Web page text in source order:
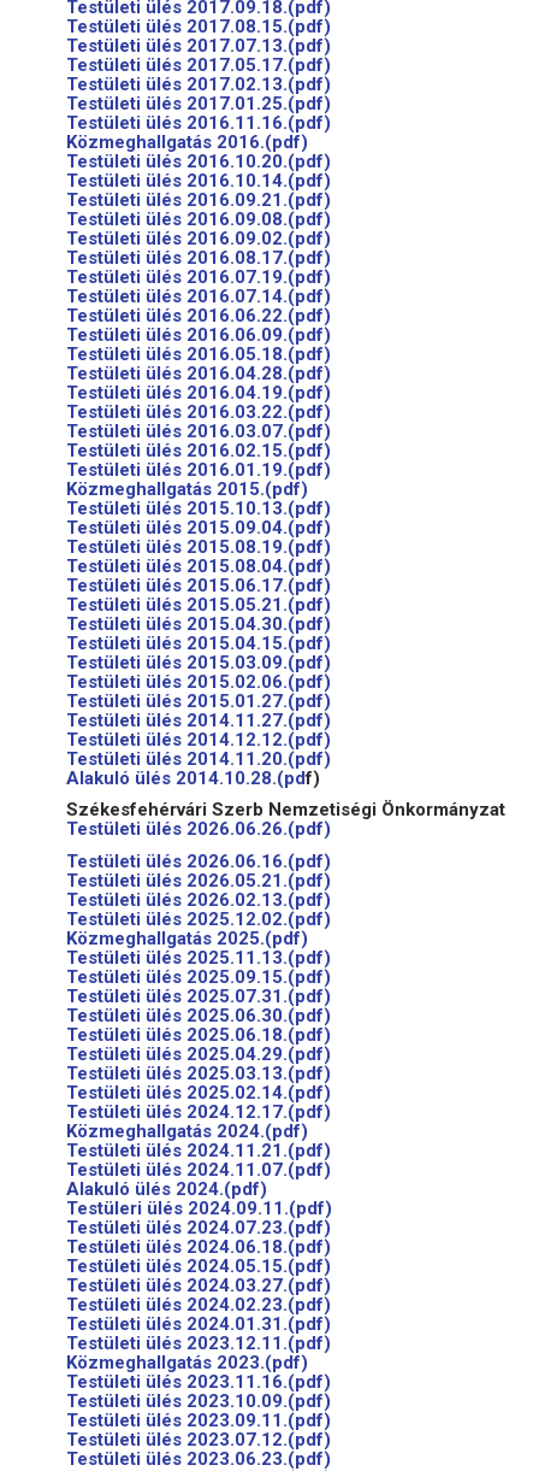
Testületi ülés 2017.09.18.(pdf)
Testületi ülés 2017.08.15.(pdf)
Testületi ülés 2017.07.13.(pdf)
Testületi ülés 2017.05.17.(pdf)
Testületi ülés 2017.02.13.(pdf)
Testületi ülés 2017.01.25.(pdf)
Testületi ülés 2016.11.16.(pdf)
Közmeghallgatás 2016.(pdf)
Testületi ülés 2016.10.20.(pdf)
Testületi ülés 2016.10.14.(pdf)
Testületi ülés 2016.09.21.(pdf)
Testületi ülés 2016.09.08.(pdf)
Testületi ülés 2016.09.02.(pdf)
Testületi ülés 2016.08.17.(pdf)
Testületi ülés 2016.07.19.(pdf)
Testületi ülés 2016.07.14.(pdf)
Testületi ülés 2016.06.22.(pdf)
Testületi ülés 2016.06.09.(pdf)
Testületi ülés 2016.05.18.(pdf)
Testületi ülés 2016.04.28.(pdf)
Testületi ülés 2016.04.19.(pdf)
Testületi ülés 2016.03.22.(pdf)
Testületi ülés 2016.03.07.(pdf)
Testületi ülés 2016.02.15.(pdf)
Testületi ülés 2016.01.19.(pdf)
Közmeghallgatás 2015.(pdf)
Testületi ülés 2015.10.13.(pdf)
Testületi ülés 2015.09.04.(pdf)
Testületi ülés 2015.08.19.(pdf)
Testületi ülés 2015.08.04.(pdf)
Testületi ülés 2015.06.17.(pdf)
Testületi ülés 2015.05.21.(pdf)
Testületi ülés 2015.04.30.(pdf)
Testületi ülés 2015.04.15.(pdf)
Testületi ülés 2015.03.09.(pdf)
Testületi ülés 2015.02.06.(pdf)
Testületi ülés 2015.01.27.(pdf)
Testületi ülés 2014.11.27.(pdf)
Testületi ülés 2014.12.12.(pdf)
Testületi ülés 2014.11.20.(pdf)
Alakuló ülés 2014.10.28.(pdf)
Székesfehérvári Szerb Nemzetiségi Önkormányzat
Testületi ülés 2026.06.26.(pdf)
Testületi ülés 2026.06.16.(pdf)
Testületi ülés 2026.05.21.(pdf)
Testületi ülés 2026.02.13.(pdf)
Testületi ülés 2025.12.02.(pdf)
Közmeghallgatás 2025.(pdf)
Testületi ülés 2025.11.13.(pdf)
Testületi ülés 2025.09.15.(pdf)
Testületi ülés 2025.07.31.(pdf)
Testületi ülés 2025.06.30.(pdf)
Testületi ülés 2025.06.18.(pdf)
Testületi ülés 2025.04.29.(pdf)
Testületi ülés 2025.03.13.(pdf)
Testületi ülés 2025.02.14.(pdf)
Testületi ülés 2024.12.17.(pdf)
Közmeghallgatás 2024.(pdf)
Testületi ülés 2024.11.21.(pdf)
Testületi ülés 2024.11.07.(pdf)
Alakuló ülés 2024.(pdf)
Testüleri ülés 2024.09.11.(pdf)
Testületi ülés 2024.07.23.(pdf)
Testületi ülés 2024.06.18.(pdf)
Testületi ülés 2024.05.15.(pdf)
Testületi ülés 2024.03.27.(pdf)
Testületi ülés 2024.02.23.(pdf)
Testületi ülés 2024.01.31.(pdf)
Testületi ülés 2023.12.11.(pdf)
Közmeghallgatás 2023.(pdf)
Testületi ülés 2023.11.16.(pdf)
Testületi ülés 2023.10.09.(pdf)
Testületi ülés 2023.09.11.(pdf)
Testületi ülés 2023.07.12.(pdf)
Testületi ülés 2023.06.23.(pdf)